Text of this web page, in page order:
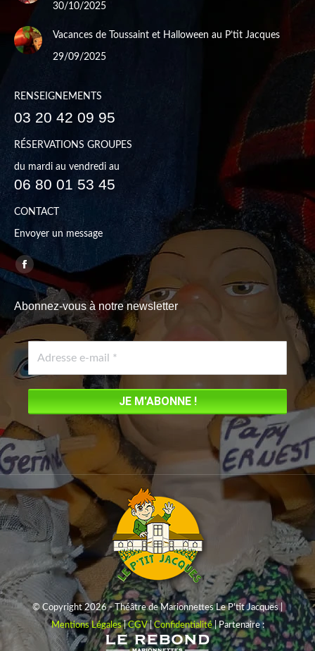
30/10/2025
Vacances de Toussaint et Halloween au P’tit Jacques
29/09/2025
RENSEIGNEMENTS
03 20 42 09 95
RÉSERVATIONS GROUPES
du mardi au vendredi au
06 80 01 53 45
CONTACT
Envoyer un message
Trouvez nous sur :
Facebook
page
opens
in
new
window
Abonnez-vous à notre newsletter
© Copyright 2026 - Théâtre de Marionnettes Le P'tit Jacques |
Mentions Légales|CGV|Confidentialité| Partenaire :